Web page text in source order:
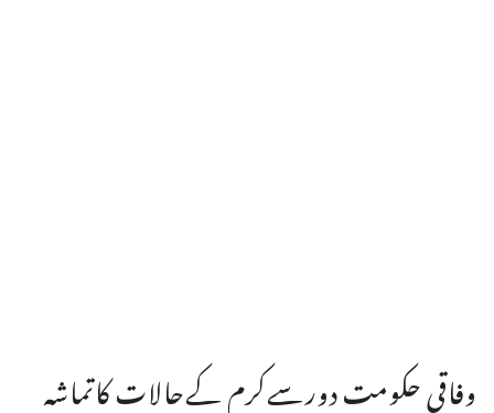
وفاقی حکومت دورسےکرم کےحالات کاتماشہ